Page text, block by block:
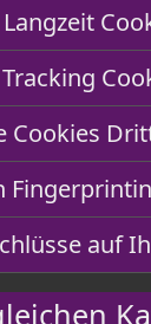
Cookies
auf